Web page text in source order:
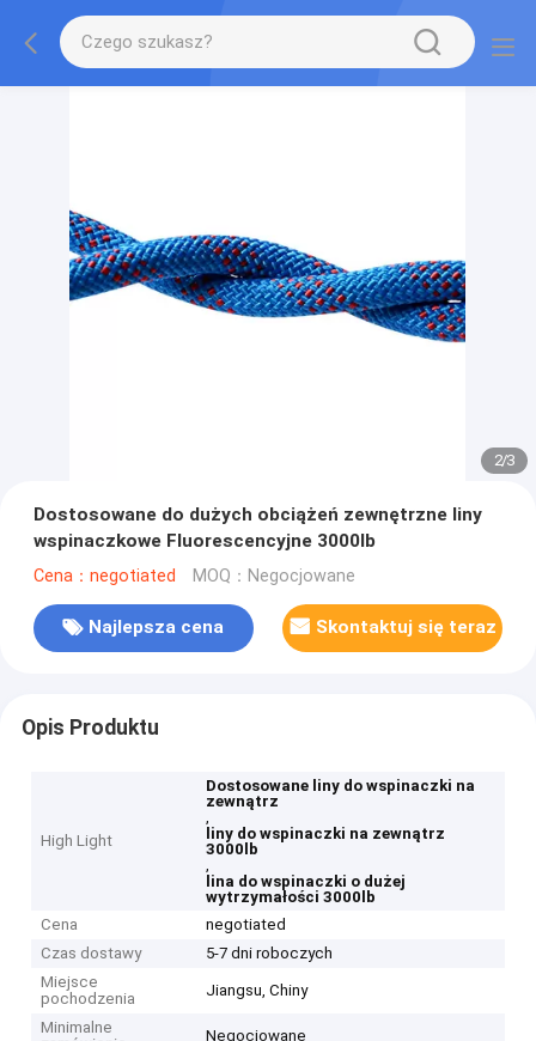
2/3
Dostosowane do dużych obciążeń zewnętrzne liny
wspinaczkowe Fluorescencyjne 3000lb
Cena：negotiated MOQ：Negocjowane
Najlepsza cena Skontaktuj się teraz
Opis Produktu
High Light
Dostosowane liny do wspinaczki na
zewnątrz
,
liny do wspinaczki na zewnątrz
3000lb
,
lina do wspinaczki o dużej
wytrzymałości 3000lb
Cena
negotiated
Czas dostawy
5-7 dni roboczych
Miejsce
pochodzenia
Jiangsu, Chiny
Minimalne
Negocjowane